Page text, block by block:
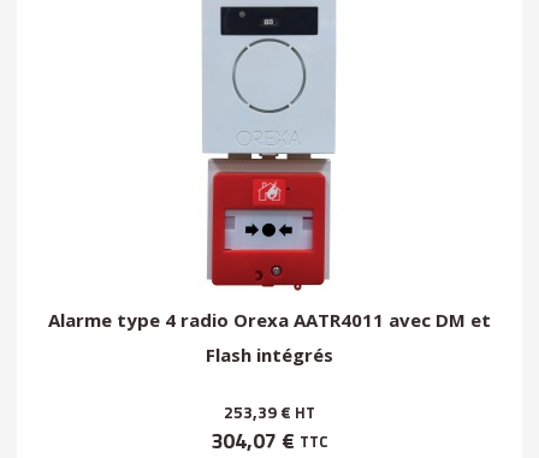
Alarme type 4 radio Orexa AATR4011 avec DM et
Flash intégrés
253,39 € HT
304,07 € TTC